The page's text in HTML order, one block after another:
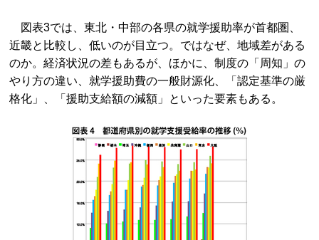
図表3では、東北・中部の各県の就学援助率が首都圏、
近畿と比較し、低いのが目立つ。ではなぜ、地域差がある
のか。経済状況の差もあるが、ほかに、制度の「周知」の
やり方の違い、就学援助費の一般財源化、「認定基準の厳
格化」、「援助支給額の減額」といった要素もある。